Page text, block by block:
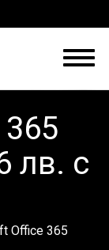
лв. с
Office 365